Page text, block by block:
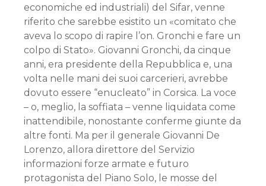
economiche ed industriali) del Sifar, venne
riferito che sarebbe esistito un «comitato che
aveva lo scopo di rapire l’on. Gronchi e fare un
colpo di Stato». Giovanni Gronchi, da cinque
anni, era presidente della Repubblica e, una
volta nelle mani dei suoi carcerieri, avrebbe
dovuto essere “enucleato” in Corsica. La voce
– o, meglio, la soffiata – venne liquidata come
inattendibile, nonostante conferme giunte da
altre fonti. Ma per il generale Giovanni De
Lorenzo, allora direttore del Servizio
informazioni forze armate e futuro
protagonista del Piano Solo, le mosse del